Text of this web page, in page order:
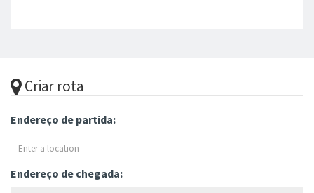
Criar rota
Endereço de partida:
Endereço de chegada: